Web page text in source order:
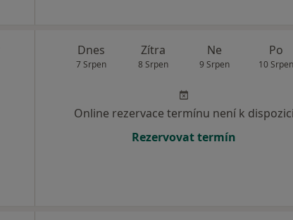
Dnes
7 Srpen
Zítra
8 Srpen
Ne
9 Srpen
Po
10 Srpen
Online rezervace termínu není k dispozici
Rezervovat termín